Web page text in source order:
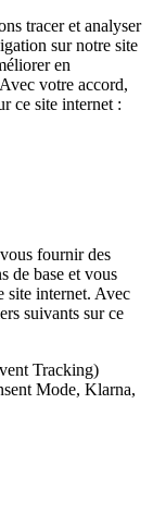
tracer et analyser
sur notre site
en
votre accord,
ce site internet :
fournir des
de base et vous
site internet. Avec
suivants sur ce
Tracking)
Mode, Klarna,